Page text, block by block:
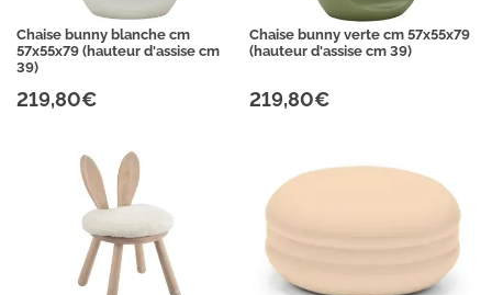
Chaise bunny blanche cm
57x55x79 (hauteur d'assise cm
39)
219,80€
Chaise bunny verte cm 57x55x79
(hauteur d'assise cm 39)
219,80€